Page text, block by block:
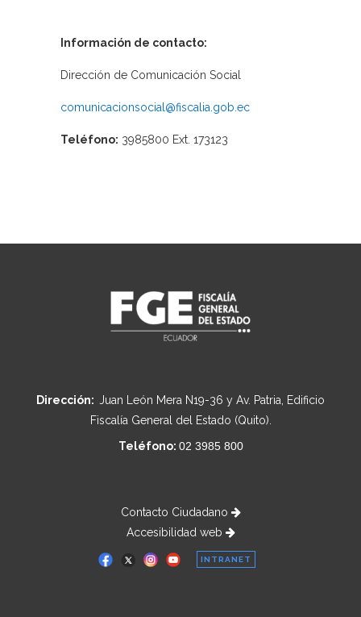
Información de contacto:
Dirección de Comunicación Social
comunicacionsocial@fiscalia.gob.ec
Teléfono: 3985800 Ext. 173123
Dirección: Juan León Mera N19-36 y Av. Patria, Edificio
Fiscalía General del Estado (Quito).
Teléfono: 02 3985 800
Contacto Ciudadano
Accesibilidad web
INTRANET